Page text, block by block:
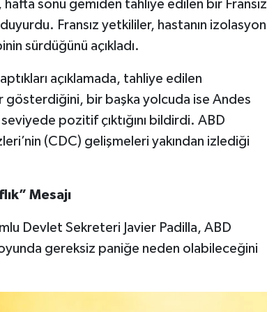
hafta sonu gemiden tahliye edilen bir Fransız
Fransız yetkililer, hastanın izolasyon
sürdüğünü açıkladı.
açıklamada, tahliye edilen
bir başka yolcuda ise Andes
pozitif çıktığını bildirdi. ABD
(CDC) gelişmeleri yakından izlediği
Mesajı
Devlet Sekreteri Javier Padilla, ABD
gereksiz paniğe neden olabileceğini